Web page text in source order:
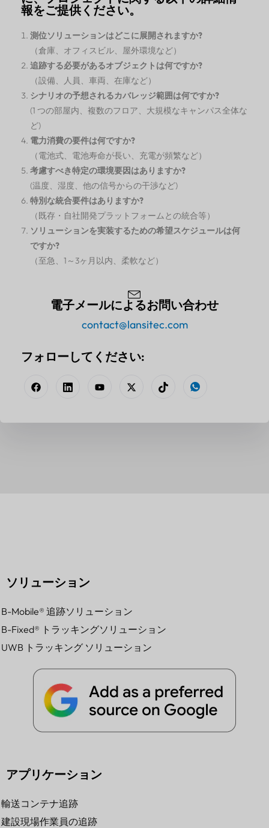
報をご提供ください。
測位ソリューションはどこに展開されますか?
（倉庫、オフィスビル、屋外環境など）
追跡する必要があるオブジェクトは何ですか?
（設備、人員、車両、在庫など）
シナリオの予想されるカバレッジ範囲は何ですか?
(1 つの部屋内、複数のフロア、大規模なキャンパス全体な
ど)
電力消費の要件は何ですか?
（電池式、電池寿命が長い、充電が頻繁など）
考慮すべき特定の環境要因はありますか?
(温度、湿度、他の信号からの干渉など)
特別な統合要件はありますか?
（既存・自社開発プラットフォームとの統合等）
ソリューションを実装するための希望スケジュールは何
ですか?
（至急、1～3ヶ月以内、柔軟など）
電子メールによるお問い合わせ
contact@lansitec.com
フォローしてください:
ソリューション
B-Mobile® 追跡ソリューション
B-Fixed® トラッキングソリューション
UWB トラッキング ソリューション
アプリケーション
輸送コンテナ追跡
建設現場作業員の追跡